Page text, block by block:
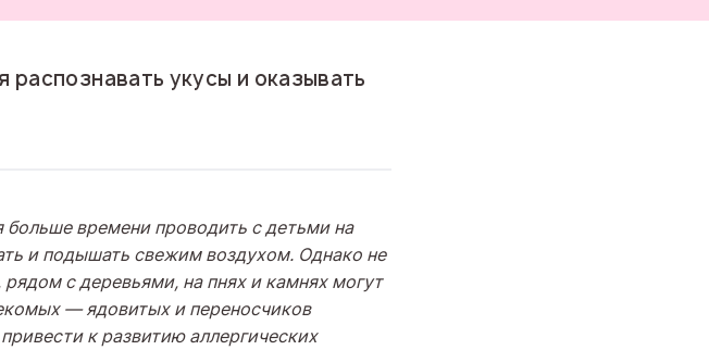
укусы и оказывать
времени проводить с детьми на
и подышать свежим воздухом. Однако не
с деревьями, на пнях и камнях могут
—ядовитых и переносчиков
к развитию аллергических